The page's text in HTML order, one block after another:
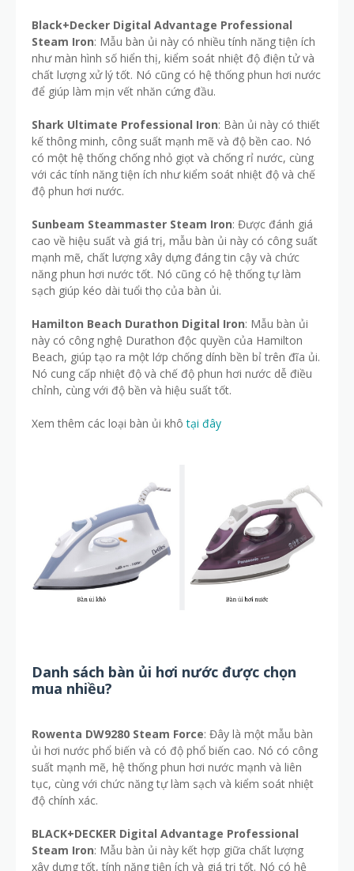
Black+Decker Digital Advantage Professional
Steam Iron: Mẫu bàn ủi này có nhiều tính năng tiện ích
như màn hình số hiển thị, kiểm soát nhiệt độ điện tử và
chất lượng xử lý tốt. Nó cũng có hệ thống phun hơi nước
để giúp làm mịn vết nhăn cứng đầu.
Shark Ultimate Professional Iron: Bàn ủi này có thiết
kế thông minh, công suất mạnh mẽ và độ bền cao. Nó
có một hệ thống chống nhỏ giọt và chống rỉ nước, cùng
với các tính năng tiện ích như kiểm soát nhiệt độ và chế
độ phun hơi nước.
Sunbeam Steammaster Steam Iron: Được đánh giá
cao về hiệu suất và giá trị, mẫu bàn ủi này có công suất
mạnh mẽ, chất lượng xây dựng đáng tin cậy và chức
năng phun hơi nước tốt. Nó cũng có hệ thống tự làm
sạch giúp kéo dài tuổi thọ của bàn ủi.
Hamilton Beach Durathon Digital Iron: Mẫu bàn ủi
này có công nghệ Durathon độc quyền của Hamilton
Beach, giúp tạo ra một lớp chống dính bền bỉ trên đĩa ủi.
Nó cung cấp nhiệt độ và chế độ phun hơi nước dễ điều
chỉnh, cùng với độ bền và hiệu suất tốt.
Xem thêm các loại bàn ủi khôtại đây
Danh sách bàn ủi hơi nước được chọn
mua nhiều?
Rowenta DW9280 Steam Force: Đây là một mẫu bàn
ủi hơi nước phổ biến và có độ phổ biến cao. Nó có công
suất mạnh mẽ, hệ thống phun hơi nước mạnh và liên
tục, cùng với chức năng tự làm sạch và kiểm soát nhiệt
độ chính xác.
BLACK+DECKER Digital Advantage Professional
Steam Iron: Mẫu bàn ủi này kết hợp giữa chất lượng
xây dựng tốt, tính năng tiện ích và giá trị tốt. Nó có hệ